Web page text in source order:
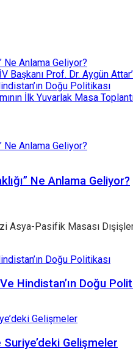
Ne Anlama Geliyor?
Asya-Pasifik Masası
Hindistan’ın Doğu
Suriye’deki Gelişmeler